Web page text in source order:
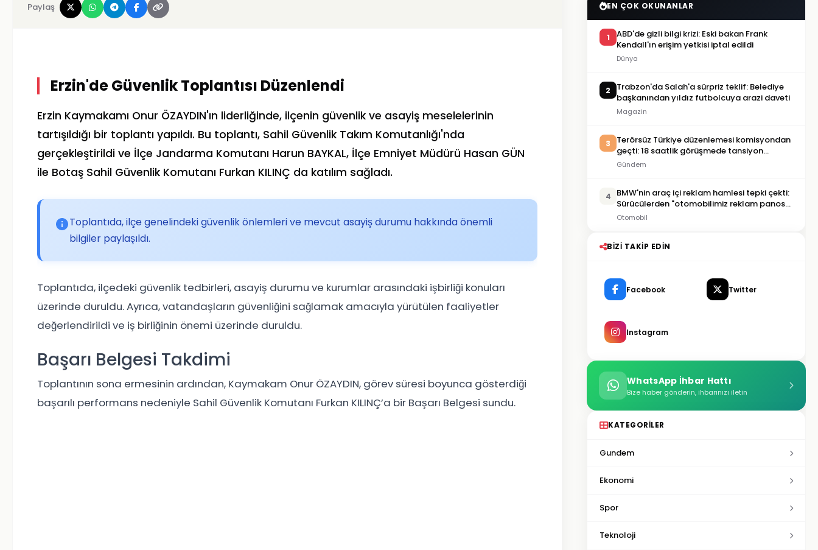
Paylaş
Erzin'de Güvenlik Toplantısı Düzenlendi
Erzin Kaymakamı Onur ÖZAYDIN'ın liderliğinde, ilçenin güvenlik ve asayiş meselelerinin
tartışıldığı bir toplantı yapıldı. Bu toplantı, Sahil Güvenlik Takım Komutanlığı'nda
gerçekleştirildi ve İlçe Jandarma Komutanı Harun BAYKAL, İlçe Emniyet Müdürü Hasan GÜN
ile Botaş Sahil Güvenlik Komutanı Furkan KILINÇ da katılım sağladı.
Toplantıda, ilçe genelindeki güvenlik önlemleri ve mevcut asayiş durumu hakkında önemli
bilgiler paylaşıldı.
Toplantıda, ilçedeki güvenlik tedbirleri, asayiş durumu ve kurumlar arasındaki işbirliği konuları
üzerinde duruldu. Ayrıca, vatandaşların güvenliğini sağlamak amacıyla yürütülen faaliyetler
değerlendirildi ve iş birliğinin önemi üzerinde duruldu.
Başarı Belgesi Takdimi
Toplantının sona ermesinin ardından, Kaymakam Onur ÖZAYDIN, görev süresi boyunca gösterdiği
başarılı performans nedeniyle Sahil Güvenlik Komutanı Furkan KILINÇ’a bir Başarı Belgesi sundu.
EN ÇOK OKUNANLAR
1
ABD'de gizli bilgi krizi: Eski bakan Frank
Kendall'ın erişim yetkisi iptal edildi
Dünya
2
Trabzon'da Salah'a sürpriz teklif: Belediye
başkanından yıldız futbolcuya arazi daveti
Magazin
3
Terörsüz Türkiye düzenlemesi komisyondan
geçti: 18 saatlik görüşmede tansiyon
yükseldi
Gündem
4
BMW'nin araç içi reklam hamlesi tepki çekti:
Sürücülerden "otomobilimiz reklam panosu
değil" tepkisi
Otomobil
BIZI TAKIP EDIN
Facebook Twitter
Instagram
WhatsApp İhbar Hattı
Bize haber gönderin, ihbarınızı iletin
KATEGORILER
Gundem
Ekonomi
Spor
Teknoloji